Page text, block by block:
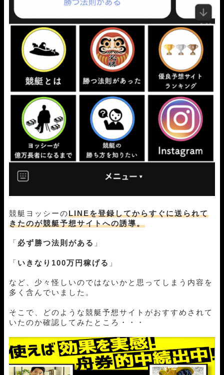
競艇ヨッシーのLINEを登録してからすぐに送られて
きたのが競艇予想サイトへの誘導。
「 必ず勝つ法則がある 」
「 いきなり100万円稼げる 」
など、少々怪しいのではないかと思ってしまう内容を
多く含んでいました。
そこで、どのような競艇予想サイトがおすすめされて
いたのか確認してみたところ・・・